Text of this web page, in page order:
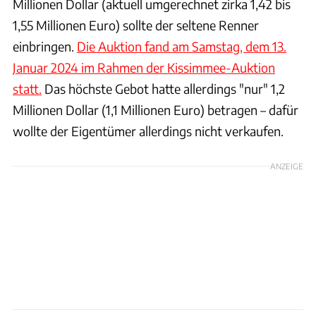
Millionen Dollar (aktuell umgerechnet zirka 1,42 bis
1,55 Millionen Euro) sollte der seltene Renner
einbringen. Die Auktion fand am Samstag, dem 13.
Januar 2024 im Rahmen der Kissimmee-Auktion
statt. Das höchste Gebot hatte allerdings "nur" 1,2
Millionen Dollar (1,1 Millionen Euro) betragen – dafür
wollte der Eigentümer allerdings nicht verkaufen.
ANZEIGE